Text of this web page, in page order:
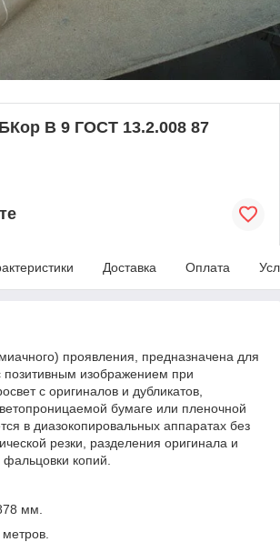
В 9 ГОСТ 13.2.008 87
Доставка Оплата
проявления, предназначена для
позитивным изображением при
с оригиналов и дубликатов,
бумаге или пленочной
в диазокопировальных аппаратах без
резки, разделения оригинала и
копий.
мм.